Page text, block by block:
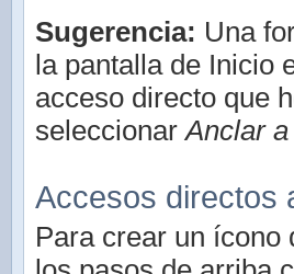
Sugerencia: Una
la pantalla de Inicio
acceso directo que
seleccionar Anclar
Accesos directos
Para crear un ícono